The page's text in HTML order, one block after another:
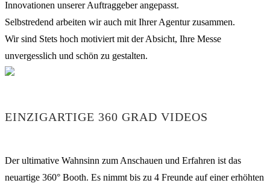
Innovationen unserer Auftraggeber angepasst.
Selbstredend arbeiten wir auch mit Ihrer Agentur zusammen.
Wir sind Stets hoch motiviert mit der Absicht, Ihre Messe
unvergesslich und schön zu gestalten.
EINZIGARTIGE 360 GRAD VIDEOS
Der ultimative Wahnsinn zum Anschauen und Erfahren ist das
neuartige 360° Booth. Es nimmt bis zu 4 Freunde auf einer erhöhten